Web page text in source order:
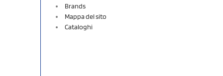
Brands
Mappa del sito
Cataloghi